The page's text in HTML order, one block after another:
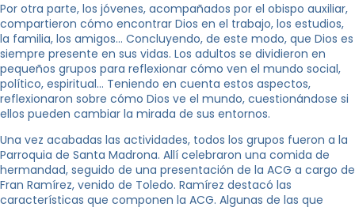
Por otra parte, los jóvenes, acompañados por el obispo auxiliar,
compartieron cómo encontrar Dios en el trabajo, los estudios,
la familia, los amigos… Concluyendo, de este modo, que Dios es
siempre presente en sus vidas. Los adultos se dividieron en
pequeños grupos para reflexionar cómo ven el mundo social,
político, espiritual… Teniendo en cuenta estos aspectos,
reflexionaron sobre cómo Dios ve el mundo, cuestionándose si
ellos pueden cambiar la mirada de sus entornos.
Una vez acabadas las actividades, todos los grupos fueron a la
Parroquia de Santa Madrona. Allí celebraron una comida de
hermandad, seguido de una presentación de la ACG a cargo de
Fran Ramírez, venido de Toledo. Ramírez destacó las
características que componen la ACG. Algunas de las que